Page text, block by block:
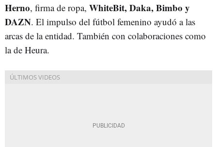
Herno, firma de ropa, WhiteBit, Daka, Bimbo y
DAZN. El impulso del fútbol femenino ayudó a las
arcas de la entidad. También con colaboraciones como
la de Heura.